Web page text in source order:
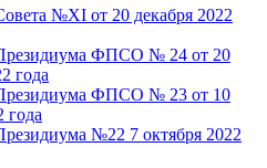
№XI от 20 декабря 2022
ФПСО № 24 от 20
года
ФПСО № 23 от 10
года
№22 7 октября 2022